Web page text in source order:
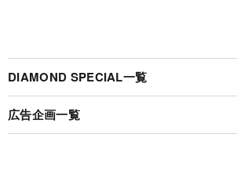
DIAMOND SPECIAL一覧
広告企画一覧